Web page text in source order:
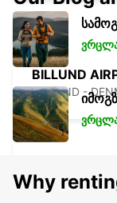
BILLUND
BILLUND -
KOLDING -
Why